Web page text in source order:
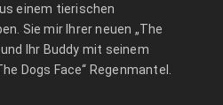
einem tierischen
Sie mir Ihrer neuen „The
Ihr Buddy mit seinem
Dogs Face“ Regenmantel.